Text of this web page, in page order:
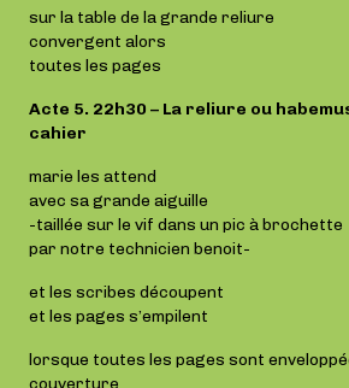
sur la table de la grande reliure
convergent alors
toutes les pages
Acte 5. 22h30 – La reliure ou
cahier
marie les attend
avec sa grande aiguille
-taillée sur le vif dans un pic à brochette
par notre technicien benoit-
et les scribes découpent
et les pages s’empilent
lorsque toutes les pages sont
couverture